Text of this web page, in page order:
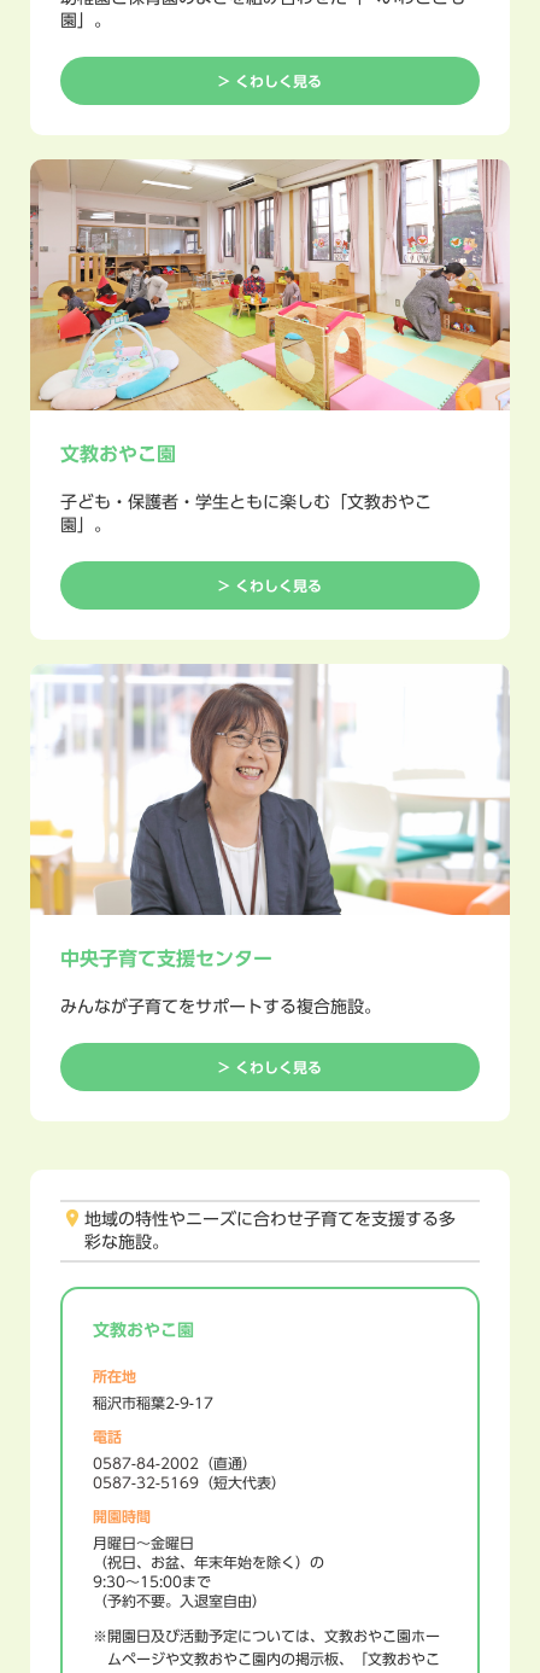
園」。
> くわしく見る
文教おやこ園
子ども・保護者・学生ともに楽しむ「文教おやこ
園」。
> くわしく見る
中央子育て支援センター
みんなが子育てをサポートする複合施設。
> くわしく見る
地域の特性やニーズに合わせ子育てを支援する多
彩な施設。
文教おやこ園
所在地
稲沢市稲葉2-9-17
電話
0587-84-2002 （直通）
0587-32-5169 （短大代表）
開園時間
月曜日～金曜日
（祝日、お盆、年末年始を除く）の
9:30〜15:00まで
（予約不要。入退室自由）
※開園日及び活動予定については、文教おやこ園ホー
ムページや文教おやこ園内の掲示板、「文教おやこ